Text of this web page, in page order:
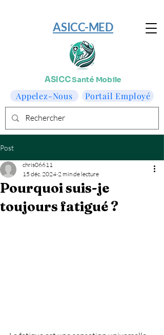
Portail Employé
​ASICC-MED
Appelez-Nous
ASICCSanté Mobile
Post
Pourquoi suis-je
toujours fatigué ?
chris06611
15 déc. 2024 2 min de lecture